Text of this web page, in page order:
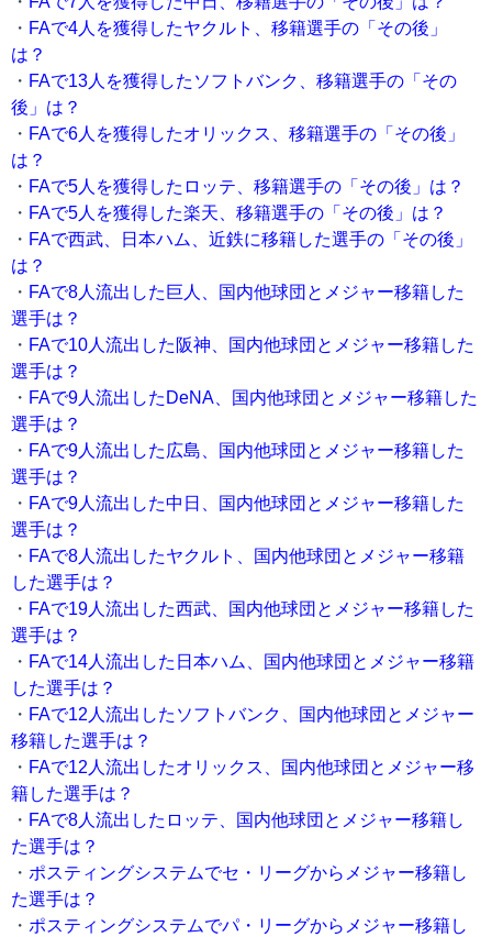
・ FAで4人を獲得したヤクルト、移籍選手の「その後」
は？
・ FAで13人を獲得したソフトバンク、移籍選手の「その
後」は？
・ FAで6人を獲得したオリックス、移籍選手の「その後」
は？
・ FAで5人を獲得したロッテ、移籍選手の「その後」は？
・ FAで5人を獲得した楽天、移籍選手の「その後」は？
・ FAで西武、日本ハム、近鉄に移籍した選手の「その後」
は？
・ FAで8人流出した巨人、国内他球団とメジャー移籍した
選手は？
・ FAで10人流出した阪神、国内他球団とメジャー移籍した
選手は？
・ FAで9人流出したDeNA、国内他球団とメジャー移籍した
選手は？
・ FAで9人流出した広島、国内他球団とメジャー移籍した
選手は？
・ FAで9人流出した中日、国内他球団とメジャー移籍した
選手は？
・ FAで8人流出したヤクルト、国内他球団とメジャー移籍
した選手は？
・ FAで19人流出した西武、国内他球団とメジャー移籍した
選手は？
・ FAで14人流出した日本ハム、国内他球団とメジャー移籍
した選手は？
・ FAで12人流出したソフトバンク、国内他球団とメジャー
移籍した選手は？
・ FAで12人流出したオリックス、国内他球団とメジャー移
籍した選手は？
・ FAで8人流出したロッテ、国内他球団とメジャー移籍し
た選手は？
・ ポスティングシステムでセ・リーグからメジャー移籍し
た選手は？
・ ポスティングシステムでパ・リーグからメジャー移籍し